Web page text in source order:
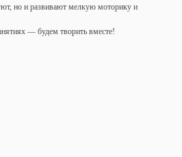
но и развивают мелкую моторику и
— будем творить вместе!